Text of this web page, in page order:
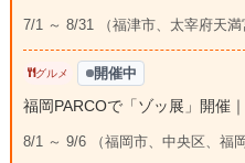
7/1 ～ 8/31 （福津市、太宰府天満
グルメ 開催中
福岡PARCOで「ゾッ展」開催
8/1 ～ 9/6 （福岡市、中央区、福岡